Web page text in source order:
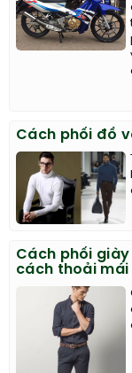
Cách phối đồ
Cách phối
cách thoải mái